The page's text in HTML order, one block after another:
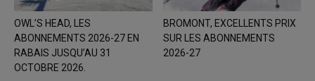
OWL’S HEAD, LES
ABONNEMENTS 2026-27 EN
RABAIS JUSQU’AU 31
OCTOBRE 2026.
BROMONT, EXCELLENTS PRIX
SUR LES ABONNEMENTS
2026-27